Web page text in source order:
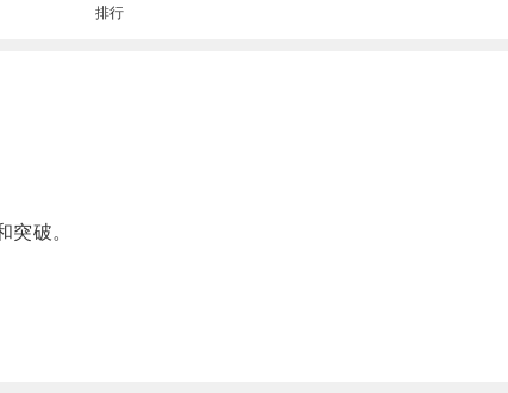
排行
破。